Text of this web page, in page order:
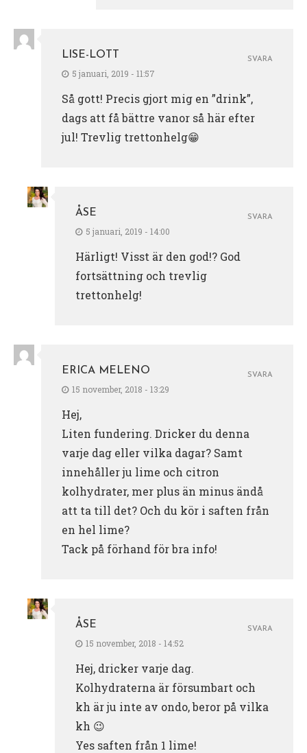
LISE-LOTT
5 januari, 2019 - 11:57
Så gott! Precis gjort mig en ”drink”,
dags att få bättre vanor så här efter
jul! Trevlig trettonhelg😁
SVARA
ÅSE
5 januari, 2019 - 14:00
Härligt! Visst är den god!? God
fortsättning och trevlig
trettonhelg!
SVARA
ERICA MELENO
15 november, 2018 - 13:29
Hej,
Liten fundering. Dricker du denna
varje dag eller vilka dagar? Samt
innehåller ju lime och citron
kolhydrater, mer plus än minus ändå
att ta till det? Och du kör i saften från
en hel lime?
Tack på förhand för bra info!
SVARA
ÅSE
15 november, 2018 - 14:52
Hej, dricker varje dag.
Kolhydraterna är försumbart och
kh är ju inte av ondo, beror på vilka
kh 😉
Yes saften från 1 lime!
SVARA